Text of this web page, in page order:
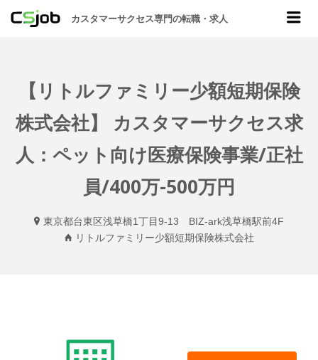
CSJOB
カスタマーサクセス専門の転職・求人
【リトルファミリー少額短期保険
株式会社】 カスタマーサクセス求
人：ペット向け医療保険事業/正社
員/400万-500万円
東京都台東区浅草橋1丁目9-13 BIZ-ark浅草橋駅前4F
リトルファミリー少額短期保険株式会社